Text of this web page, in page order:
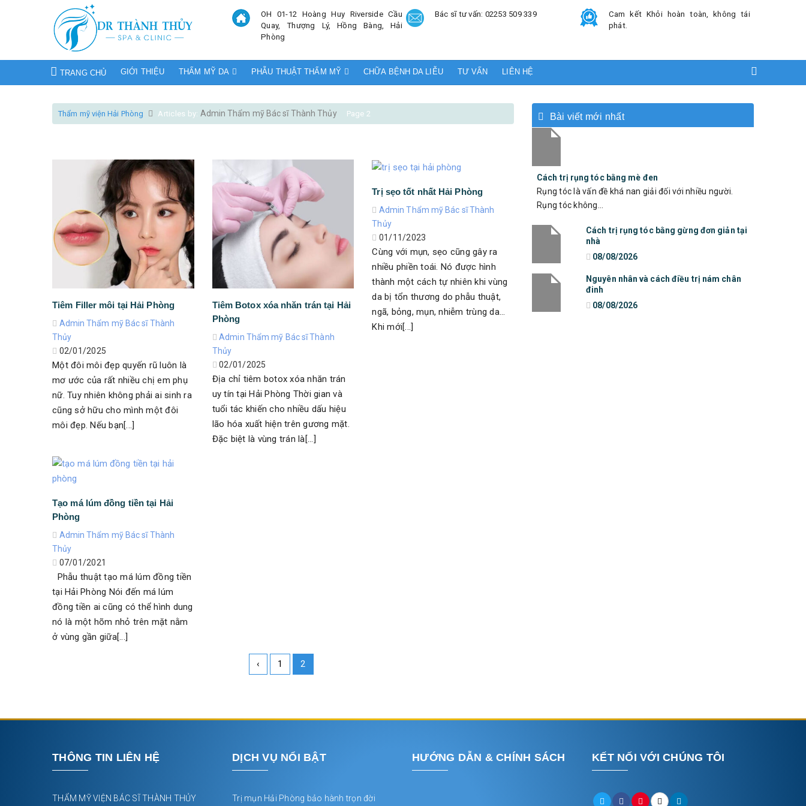
OH 01-12 Hoàng Huy Riverside Cầu
Quay, Thượng Lý, Hồng Bàng, Hải
Phòng
Bác sĩ tư vấn: 02253 509 339
Cam kết Khỏi hoàn toàn, không tái
phát.
TRANG CHỦ GIỚI THIỆU THẨM MỸ DA PHẪU THUẬT THẨM MỸ CHỮA BỆNH DA LIỄU TƯ VẤN LIÊN HỆ
Thẩm mỹ viện Hải Phòng Articles by: Admin Thẩm mỹ Bác sĩ Thành Thủy Page 2
Tiêm Filler môi tại Hải Phòng
Admin Thẩm mỹ Bác sĩ Thành
Thủy
02/01/2025
Một đôi môi đẹp quyến rũ luôn là
mơ ước của rất nhiều chị em phụ
nữ. Tuy nhiên không phải ai sinh ra
cũng sở hữu cho mình một đôi
môi đẹp. Nếu bạn[...]
Tiêm Botox xóa nhăn trán tại Hải
Phòng
Admin Thẩm mỹ Bác sĩ Thành
Thủy
02/01/2025
Địa chỉ tiêm botox xóa nhăn trán
uy tín tại Hải Phòng Thời gian và
tuổi tác khiến cho nhiều dấu hiệu
lão hóa xuất hiện trên gương mặt.
Đặc biệt là vùng trán là[...]
Trị sẹo tốt nhất Hải Phòng
Admin Thẩm mỹ Bác sĩ Thành
Thủy
01/11/2023
Cùng với mụn, sẹo cũng gây ra
nhiều phiền toái. Nó được hình
thành một cách tự nhiên khi vùng
da bị tổn thương do phẫu thuật,
ngã, bỏng, mụn, nhiễm trùng da...
Khi mới[...]
Tạo má lúm đồng tiền tại Hải
Phòng
Admin Thẩm mỹ Bác sĩ Thành
Thủy
07/01/2021
Phẫu thuật tạo má lúm đồng tiền
tại Hải Phòng Nói đến má lúm
đồng tiền ai cũng có thể hình dung
nó là một hõm nhỏ trên mặt nằm
ở vùng gần giữa[...]
‹ 1 2
Bài viết mới nhất
Cách trị rụng tóc bằng mè đen
Rụng tóc là vấn đề khá nan giải đối với nhiều người.
Rụng tóc không...
Cách trị rụng tóc bằng gừng đơn giản tại
nhà
08/08/2026
Nguyên nhân và cách điều trị nám chân
đinh
08/08/2026
THÔNG TIN LIÊN HỆ
THẨM MỸ VIỆN BÁC SĨ THÀNH THỦY
DỊCH VỤ NỔI BẬT
Trị mụn Hải Phòng bảo hành trọn đời
HƯỚNG DẪN & CHÍNH SÁCH KẾT NỐI VỚI CHÚNG TÔI